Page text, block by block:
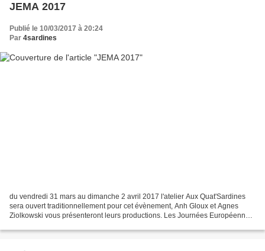
JEMA 2017
Publié le 10/03/2017 à 20:24
Par 4sardines
du vendredi 31 mars au dimanche 2 avril 2017 l'atelier Aux Quat'Sardines
sera ouvert traditionnellement pour cet évènement, Anh Gloux et Agnes
Ziolkowski vous présenteront leurs productions. Les Journées Européennes